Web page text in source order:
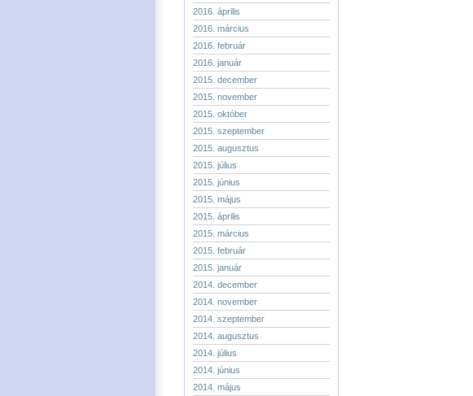
2016. április
2016. március
2016. február
2016. január
2015. december
2015. november
2015. október
2015. szeptember
2015. augusztus
2015. július
2015. június
2015. május
2015. április
2015. március
2015. február
2015. január
2014. december
2014. november
2014. szeptember
2014. augusztus
2014. július
2014. június
2014. május